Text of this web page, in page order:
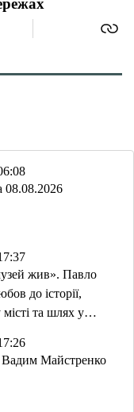
08.08.2026
жив». Павло
до історії,
та шлях у
Вадим Майстренко